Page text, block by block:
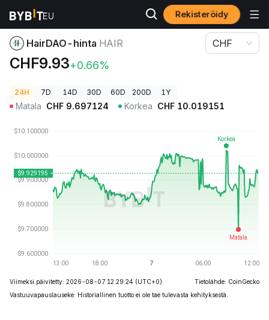
Rekisteröidy
Kryptohinnat
HairDAO-hinta HAIR
CHF9.93+0.66%
CHF
24H 7D 14D 30D 60D 200D 1Y
Matala CHF 9.697124 Korkea CHF 10.019151
Viimeksi päivitetty: 2026-08-07 12:29:24 (UTC+0)
Tietolähde: CoinGecko
Vastuuvapauslauseke: Historiallinen tuotto ei ole tae tulevasta kehityksestä.